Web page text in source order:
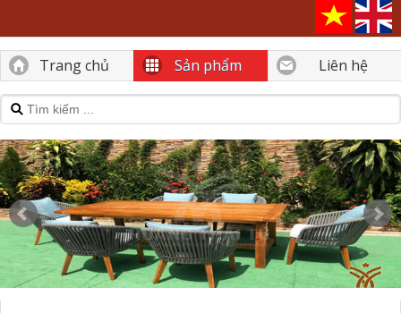
Trang chủ Sản phẩm Liên hệ